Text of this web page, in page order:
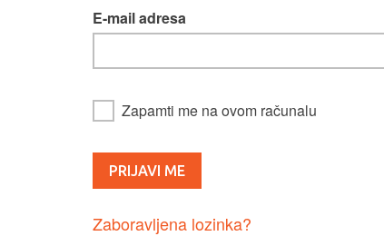
E-mail adresa
Zapamti me na ovom računalu
Zaboravljena lozinka?